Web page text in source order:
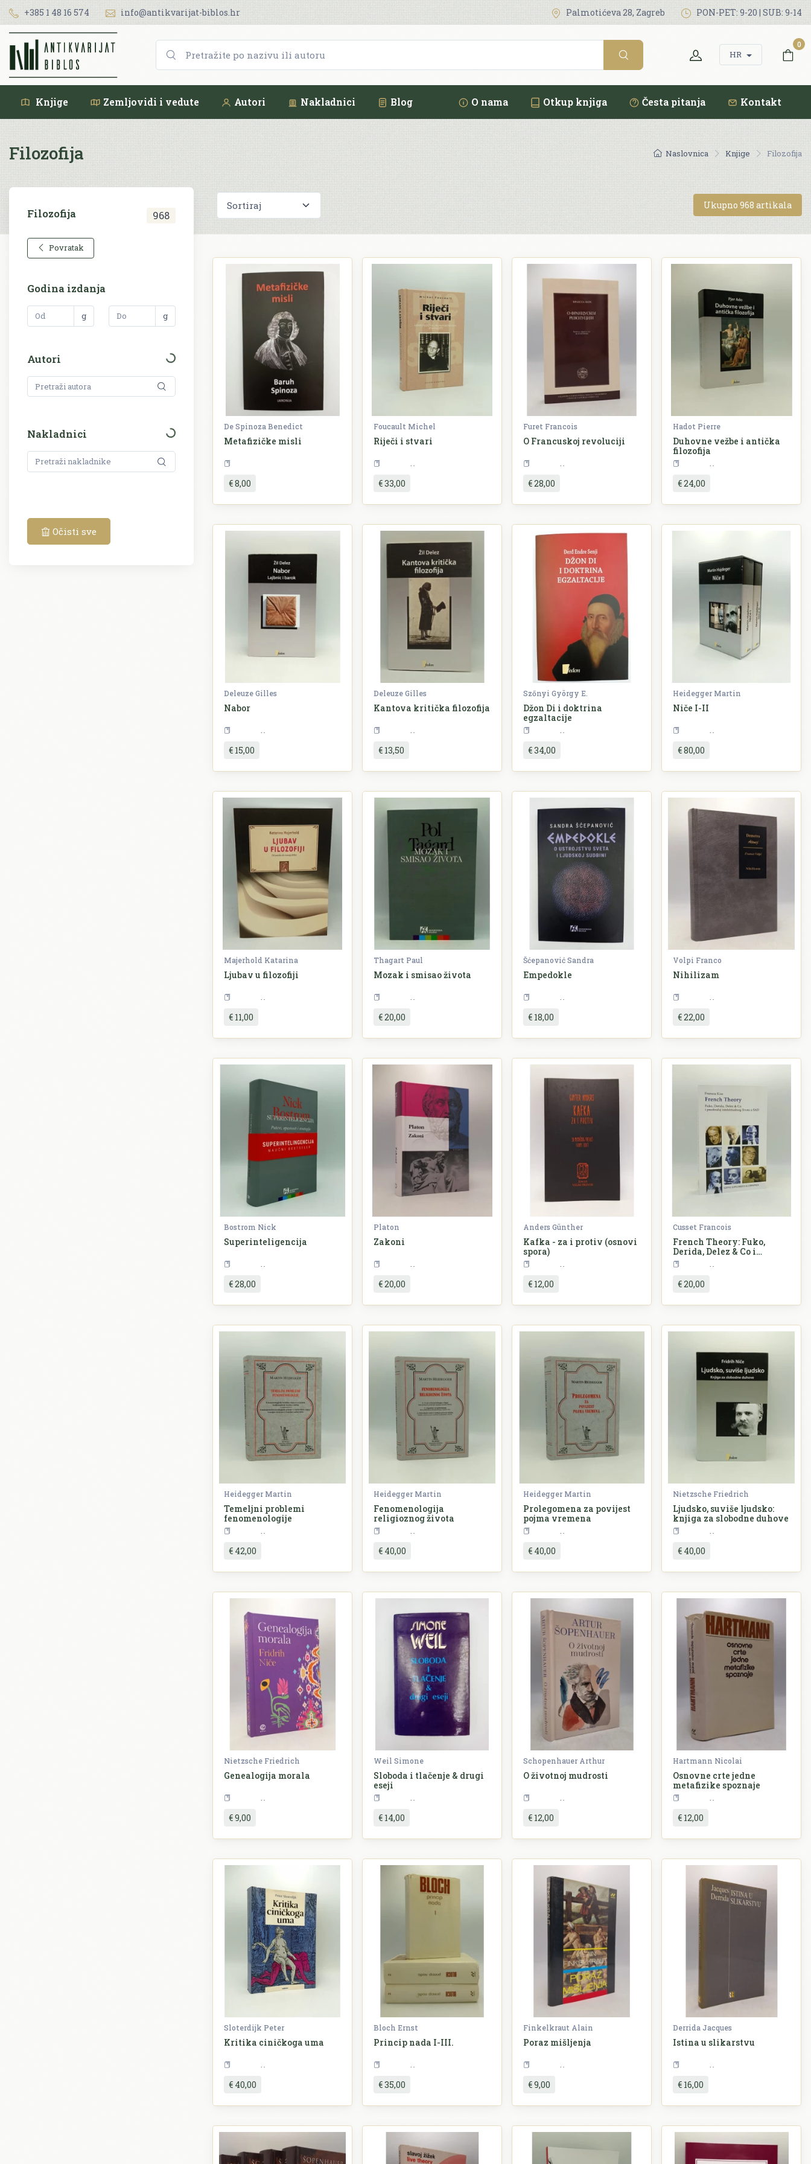
+385 1 48 16 574 info@antikvarijat-biblos.hr Palmotićeva 28, Zagreb PON-PET: 9-20 | SUB: 9-14
HR
0
Knjige Zemljovidi i vedute Autori Nakladnici Blog O nama Otkup knjiga Česta pitanja Kontakt
Naslovnica Knjige Filozofija
Filozofija
Filozofija 968
Povratak
Godina izdanja
g g
Autori
Nakladnici
Očisti sve
Ukupno 968 artikala
De Spinoza Benedict
Metafizičke misli
€ 8,00
Foucault Michel
Riječi i stvari
€ 33,00
Furet Francois
O Francuskoj revoluciji
€ 28,00
Hadot Pierre
Duhovne vežbe i antička
filozofija
€ 24,00
Deleuze Gilles
Nabor
€ 15,00
Deleuze Gilles
Kantova kritička filozofija
€ 13,50
Szőnyi György E.
Džon Di i doktrina
egzaltacije
€ 34,00
Heidegger Martin
Niče I-II
€ 80,00
Majerhold Katarina
Ljubav u filozofiji
€ 11,00
Thagart Paul
Mozak i smisao života
€ 20,00
Šćepanović Sandra
Empedokle
€ 18,00
Volpi Franco
Nihilizam
€ 22,00
Bostrom Nick
Superinteligencija
€ 28,00
Platon
Zakoni
€ 20,00
Anders Günther
Kafka - za i protiv (osnovi
spora)
€ 12,00
Cusset Francois
French Theory: Fuko,
Derida, Delez & Co i
preobražaj intelektualnog
života u SAD
€ 20,00
Heidegger Martin
Temeljni problemi
fenomenologije
€ 42,00
Heidegger Martin
Fenomenologija
religioznog života
€ 40,00
Heidegger Martin
Prolegomena za povijest
pojma vremena
€ 40,00
Nietzsche Friedrich
Ljudsko, suviše ljudsko:
knjiga za slobodne duhove
€ 40,00
Nietzsche Friedrich
Genealogija morala
€ 9,00
Weil Simone
Sloboda i tlačenje & drugi
eseji
€ 14,00
Schopenhauer Arthur
O životnoj mudrosti
€ 12,00
Hartmann Nicolai
Osnovne crte jedne
metafizike spoznaje
€ 12,00
Sloterdijk Peter
Kritika ciničkoga uma
€ 40,00
Bloch Ernst
Princip nada I-III.
€ 35,00
Finkelkraut Alain
Poraz mišljenja
€ 9,00
Derrida Jacques
Istina u slikarstvu
€ 16,00